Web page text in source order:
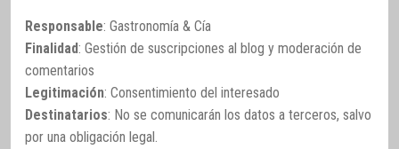
Responsable: Gastronomía & Cía
Finalidad: Gestión de suscripciones al blog y moderación de
comentarios
Legitimación: Consentimiento del interesado
Destinatarios: No se comunicarán los datos a terceros, salvo
por una obligación legal.